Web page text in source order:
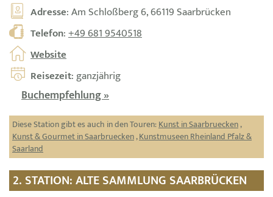
Adresse: Am Schloßberg 6, 66119 Saarbrücken
Telefon:+49 681 9540518
Website
Reisezeit: ganzjährig
Buchempfehlung »
Diese Station gibt es auch in den Touren:Kunst in Saarbruecken,
Kunst & Gourmet in Saarbruecken,Kunstmuseen Rheinland Pfalz &
Saarland
2. STATION: ALTE SAMMLUNG SAARBRÜCKEN